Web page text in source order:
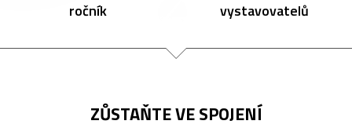
ročník vystavovatelů
ZŮSTAŇTE VE SPOJENÍ